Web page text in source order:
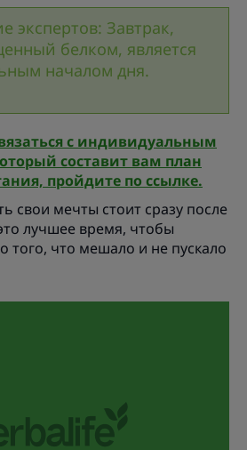
экспертов: Завтрак,
белком, является
началом дня.
с индивидуальным
составит вам план
пройдите по ссылке.
свои мечты стоит сразу после
лучшее время, чтобы
того, что мешало и не пускало